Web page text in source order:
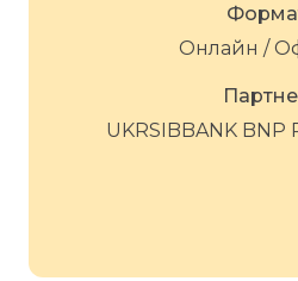
Онлайн /
UKRSIBBANK BNP